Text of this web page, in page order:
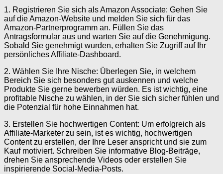
1. Registrieren Sie sich als Amazon Associate: Gehen Sie
auf die Amazon-Website und melden Sie sich für das
Amazon-Partnerprogramm an. Füllen Sie das
Antragsformular aus und warten Sie auf die Genehmigung.
Sobald Sie genehmigt wurden, erhalten Sie Zugriff auf Ihr
persönliches Affiliate-Dashboard.
2. Wählen Sie Ihre Nische: Überlegen Sie, in welchem
Bereich Sie sich besonders gut auskennen und welche
Produkte Sie gerne bewerben würden. Es ist wichtig, eine
profitable Nische zu wählen, in der Sie sich sicher fühlen und
die Potenzial für hohe Einnahmen hat.
3. Erstellen Sie hochwertigen Content: Um erfolgreich als
Affiliate-Marketer zu sein, ist es wichtig, hochwertigen
Content zu erstellen, der Ihre Leser anspricht und sie zum
Kauf motiviert. Schreiben Sie informative Blog-Beiträge,
drehen Sie ansprechende Videos oder erstellen Sie
inspirierende Social-Media-Posts.